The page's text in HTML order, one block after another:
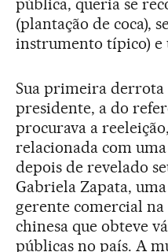
(plantação de coca),
instrumento típico) e
Sua primeira
presidente, a do
procurava a
relacionada com uma
depois de revelado
Gabriela Zapata,
gerente comercial
chinesa que obteve
públicas no país. A